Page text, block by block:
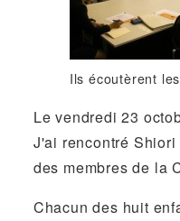
Ils écoutèrent
Le vendredi 23
J'ai rencontré
des membres de la
Chacun des huit